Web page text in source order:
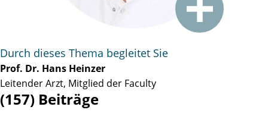
Durch dieses Thema begleitet Sie
Prof. Dr. Hans Heinzer
Leitender Arzt, Mitglied der Faculty
(157) Beiträge